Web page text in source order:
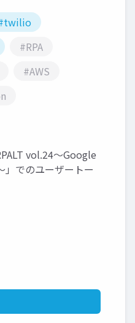
#RPA
#AWS
vol.24～Google
でのユーザートー